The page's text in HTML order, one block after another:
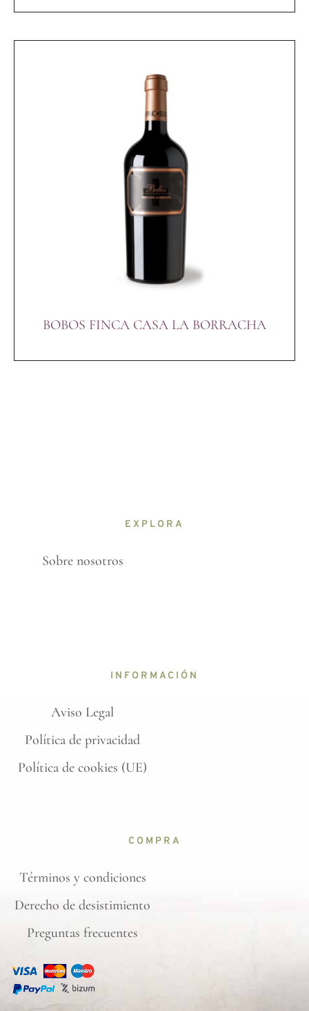
BOBOS FINCA CASA LA BORRACHA
EXPLORA
Sobre nosotros
INFORMACIÓN
Aviso Legal
Política de privacidad
Política de cookies (UE)
COMPRA
Términos y condiciones
Derecho de desistimiento
Preguntas frecuentes